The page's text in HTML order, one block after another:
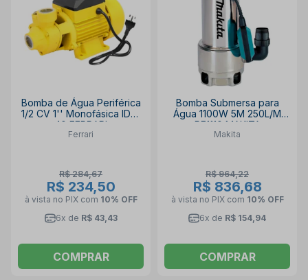
Bomba de Água Periférica
1/2 CV 1'' Monofásica IDB-
40 FERRARI
Ferrari
R$ 284,67
R$ 234,50
à vista no PIX com 10% OFF
6x de R$ 43,43
COMPRAR
Bomba Submersa para
Água 1100W 5M 250L/M
PF1110 MAKITA
Makita
R$ 964,22
R$ 836,68
à vista no PIX com 10% OFF
6x de R$ 154,94
COMPRAR